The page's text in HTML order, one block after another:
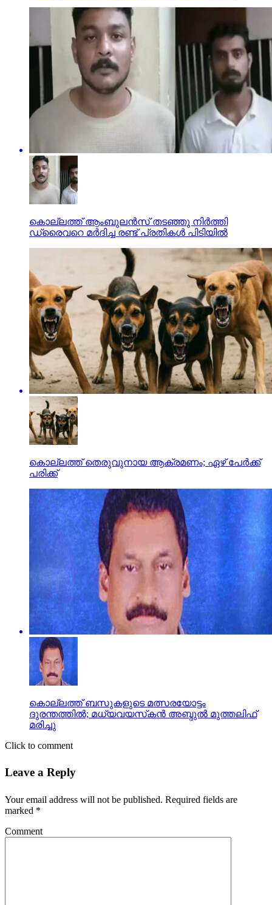
കൊല്ലത്ത് ആംബുലന്‍സ് തടഞ്ഞു നിര്‍ത്തി
ഡ്രൈവറെ മര്‍ദിച്ച രണ്ട് പ്രതികള്‍ പിടിയില്‍
കൊല്ലത്ത് തെരുവുനായ ആക്രമണം; ഏഴ് പേര്‍ക്ക്
പരിക്ക്
കൊല്ലത്ത് ബസുകളുടെ മത്സരയോട്ടം
ദുരന്തത്തില്‍; മധ്യവയസ്‌കന്‍ അബ്ദുല്‍ മുത്തലിഫ്
മരിച്ചു
Click to comment
Leave a Reply
Your email address will not be published. Required fields are
marked *
Comment